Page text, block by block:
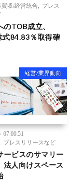
収/経営統合
プレス
のTOB成立、
式84.83％取得確
経営/業界動向
07:00:51
プレスリリースなど
ービスのサマリー
法人向けスペース